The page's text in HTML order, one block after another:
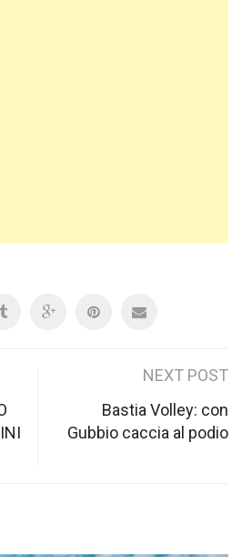
NEXT POST
Bastia Volley: con
Gubbio caccia al podio